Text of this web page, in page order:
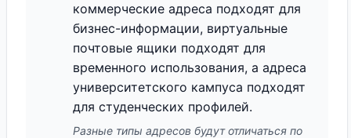
коммерческие адреса подходят для
бизнес-информации, виртуальные
почтовые ящики подходят для
временного использования, а адреса
университетского кампуса подходят
для студенческих профилей.
Разные типы адресов будут отличаться по